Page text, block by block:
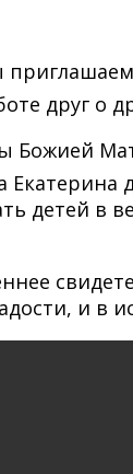
друг о
детей в
и в